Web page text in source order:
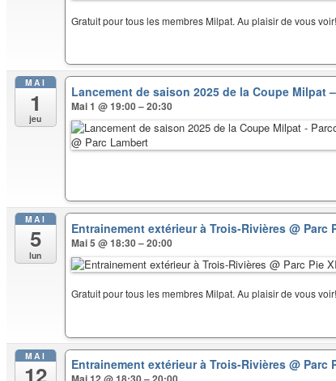
Gratuit pour tous les membres Milpat. Au plaisir de vous voir!
MAI
1
jeu
Lancement de saison 2025 de la Coupe Milpat
Mai 1 @ 19:00 – 20:30
MAI
5
lun
Entrainement extérieur à Trois-Rivières@ Parc
Mai 5 @ 18:30 – 20:00
Gratuit pour tous les membres Milpat. Au plaisir de vous voir!
MAI
12 Entrainement extérieur à Trois-Rivières@ Parc